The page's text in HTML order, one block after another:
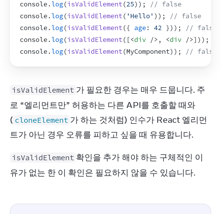
console. log(isValidElement(25)) ;
// false
console. log(isValidElement( 'Hello' )) ;
// false
console. log(isValidElement({ age: 42 })) ;
// false
console. log(isValidElement( [<div /> , <div />] )) ;
console. log(isValidElement(MyComponent)) ; // false
isValidElement 가 필요한 경우는 매우 드뭅니다. 주
로 “엘리먼트만” 허용하는 다른 API를 호출할 때와
( cloneElement 가 하는 것처럼) 인수가 React 엘리먼
트가 아닌 경우 오류를 피하고 싶을 때 유용합니다.
isValidElement 확인을 추가 해야 하는 구체적인 이
유가 없는 한 이 확인은 필요하지 않을 수 있습니다.